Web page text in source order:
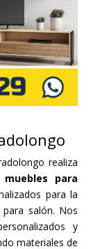
realiza
para
para la
salón. Nos
y
materiales de